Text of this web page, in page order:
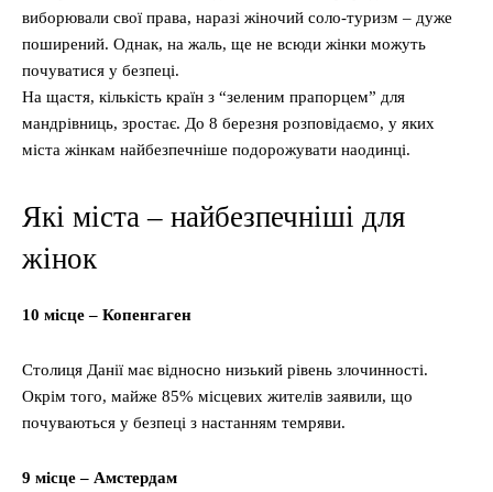
виборювали свої права, наразі жіночий соло-туризм – дуже
поширений. Однак, на жаль, ще не всюди жінки можуть
почуватися у безпеці.
На щастя, кількість країн з “зеленим прапорцем” для
мандрівниць, зростає. До 8 березня розповідаємо, у яких
міста жінкам найбезпечніше подорожувати наодинці.
Які міста – найбезпечніші для
жінок
10 місце – Копенгаген
Столиця Данії має відносно низький рівень злочинності.
Окрім того, майже 85% місцевих жителів заявили, що
почуваються у безпеці з настанням темряви.
9 місце – Амстердам